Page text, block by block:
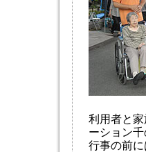
利用者と
ーション
行事の前